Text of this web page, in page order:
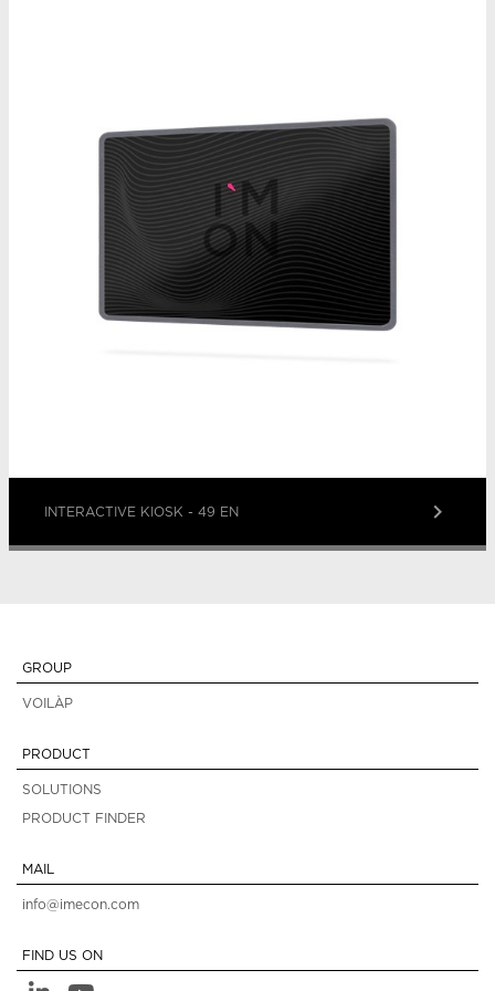
INTERACTIVE KIOSK - 49 EN keyboard_arrow_right
GROUP
VOILÀP
PRODUCT
SOLUTIONS
PRODUCT FINDER
MAIL
info@imecon.com
FIND US ON